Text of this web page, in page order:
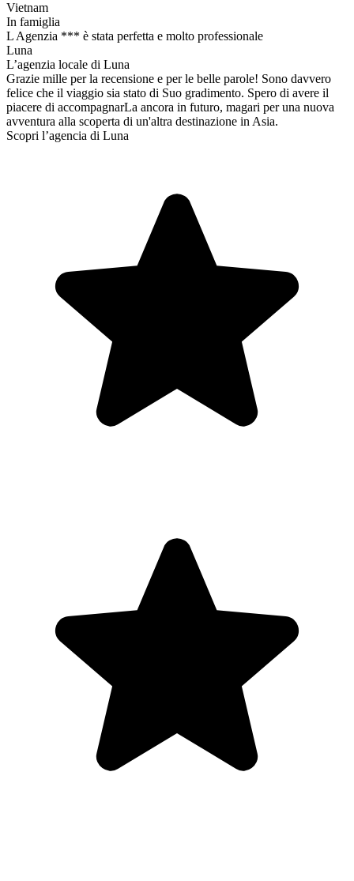
Vietnam
In famiglia
L Agenzia *** è stata perfetta e molto professionale
Luna
L’agenzia locale di Luna
Grazie mille per la recensione e per le belle parole! Sono davvero
felice che il viaggio sia stato di Suo gradimento. Spero di avere il
piacere di accompagnarLa ancora in futuro, magari per una nuova
avventura alla scoperta di un'altra destinazione in Asia.
Scopri l’agencia di Luna